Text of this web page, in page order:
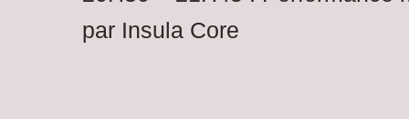
par Insula Core